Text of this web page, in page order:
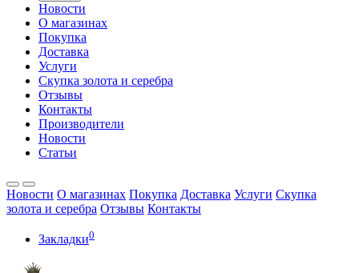
Новости
О магазинах
Покупка
Доставка
Услуги
Скупка золота и серебра
Отзывы
Контакты
Производители
Новости
Статьи
Новости О магазинах Покупка Доставка Услуги Скупка
золота и серебра Отзывы Контакты
Закладки0